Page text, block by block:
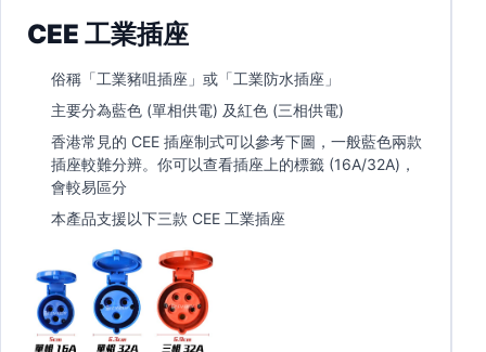
CEE 工業插座
俗稱「工業豬咀插座」或「工業防水插座」
主要分為藍色 (單相供電) 及紅色 (三相供電)
香港常見的 CEE 插座制式可以參考下圖，一般藍色兩款
插座較難分辨。你可以查看插座上的標籤 (16A/32A)，
會較易區分
本產品支援以下三款 CEE 工業插座